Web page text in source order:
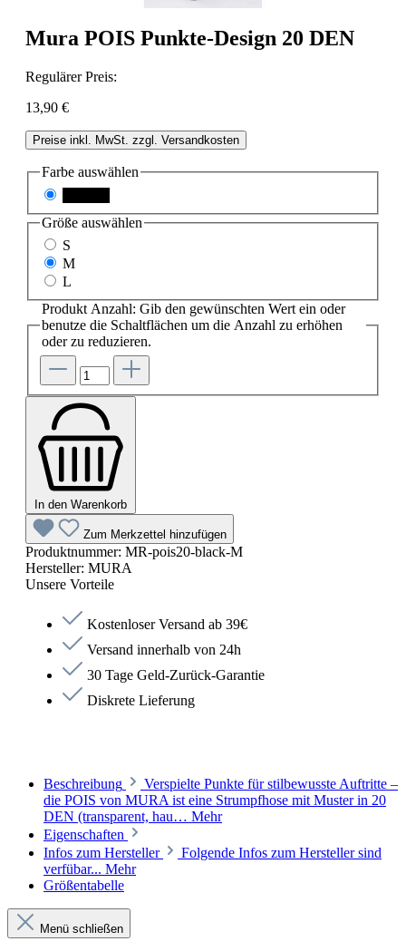
Mura POIS Punkte-Design 20 DEN
Regulärer Preis:
13,90 €
Preise inkl. MwSt. zzgl. Versandkosten
Farbe auswählen
Größe auswählen
S
M
L
Produkt Anzahl: Gib den gewünschten Wert ein oder
benutze die Schaltflächen um die Anzahl zu erhöhen
oder zu reduzieren.
In den Warenkorb
Zum Merkzettel hinzufügen
Produktnummer: MR-pois20-black-M
Hersteller: MURA
Unsere Vorteile
Kostenloser Versand ab 39€
Versand innerhalb von 24h
30 Tage Geld-Zurück-Garantie
Diskrete Lieferung
Beschreibung
Verspielte Punkte für stilbewusste Auftritte –
die POIS von MURA ist eine Strumpfhose mit Muster in 20
DEN (transparent, hau… Mehr
Eigenschaften
Infos zum Hersteller
Folgende Infos zum Hersteller sind
verfübar... Mehr
Größentabelle
Menü schließen